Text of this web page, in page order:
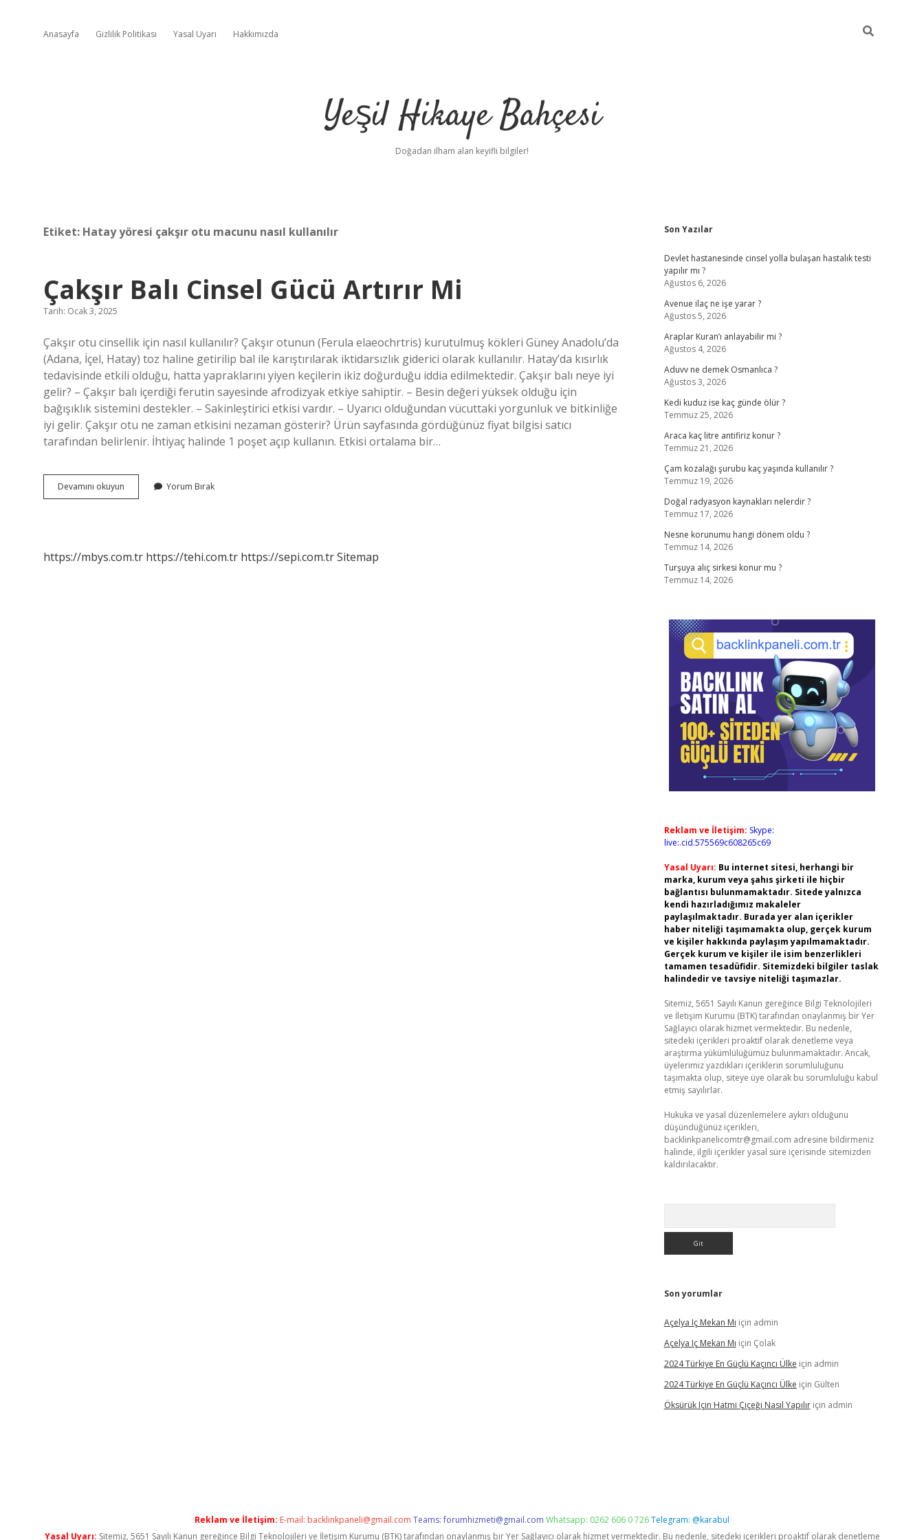
Anasayfa Gizlilik Politikası Yasal Uyarı Hakkımızda
Yeşil Hikaye Bahçesi
Doğadan ilham alan keyifli bilgiler!
Etiket: Hatay yöresi çakşır otu macunu nasıl kullanılır
Çakşır Balı Cinsel Gücü Artırır Mi
Tarih: Ocak 3, 2025
Çakşır otu cinsellik için nasıl kullanılır? Çakşır otunun (Ferula elaeochrtris) kurutulmuş kökleri Güney Anadolu’da
(Adana, İçel, Hatay) toz haline getirilip bal ile karıştırılarak iktidarsızlık giderici olarak kullanılır. Hatay’da kısırlık
tedavisinde etkili olduğu, hatta yapraklarını yiyen keçilerin ikiz doğurduğu iddia edilmektedir. Çakşır balı neye iyi
gelir? – Çakşır balı içerdiği ferutin sayesinde afrodizyak etkiye sahiptir. – Besin değeri yüksek olduğu için
bağışıklık sistemini destekler. – Sakinleştirici etkisi vardır. – Uyarıcı olduğundan vücuttaki yorgunluk ve bitkinliğe
iyi gelir. Çakşır otu ne zaman etkisini nezaman gösterir? Ürün sayfasında gördüğünüz fiyat bilgisi satıcı
tarafından belirlenir. İhtiyaç halinde 1 poşet açıp kullanın. Etkisi ortalama bir…
Devamını okuyun
Balı
Yorum Bırak
https://mbys.com.tr https://tehi.com.tr https://sepi.com.trSitemap
Sidebar
Son Yazılar
Devlet hastanesinde cinsel yolla bulaşan hastalık testi
yapılır mı ?
Ağustos 6, 2026
Avenue ilaç ne işe yarar ?
Ağustos 5, 2026
Araplar Kuran’ı anlayabilir mi ?
Ağustos 4, 2026
Aduvv ne demek Osmanlıca ?
Ağustos 3, 2026
Kedi kuduz ise kaç günde ölür ?
Temmuz 25, 2026
Araca kaç litre antifiriz konur ?
Temmuz 21, 2026
Çam kozalağı şurubu kaç yaşında kullanılır ?
Temmuz 19, 2026
Doğal radyasyon kaynakları nelerdir ?
Temmuz 17, 2026
Nesne korunumu hangi dönem oldu ?
Temmuz 14, 2026
Turşuya alıç sirkesi konur mu ?
Temmuz 14, 2026
Reklam ve İletişim: Skype:
live:.cid.575569c608265c69
Yasal Uyarı: Bu internet sitesi, herhangi bir
marka, kurum veya şahıs şirketi ile hiçbir
bağlantısı bulunmamaktadır. Sitede yalnızca
kendi hazırladığımız makaleler
paylaşılmaktadır. Burada yer alan içerikler
haber niteliği taşımamakta olup, gerçek kurum
ve kişiler hakkında paylaşım yapılmamaktadır.
Gerçek kurum ve kişiler ile isim benzerlikleri
tamamen tesadüfidir. Sitemizdeki bilgiler taslak
halindedir ve tavsiye niteliği taşımazlar.
Sitemiz, 5651 Sayılı Kanun gereğince Bilgi Teknolojileri
ve İletişim Kurumu (BTK) tarafından onaylanmış bir Yer
Sağlayıcı olarak hizmet vermektedir. Bu nedenle,
sitedeki içerikleri proaktif olarak denetleme veya
araştırma yükümlülüğümüz bulunmamaktadır. Ancak,
üyelerimiz yazdıkları içeriklerin sorumluluğunu
taşımakta olup, siteye üye olarak bu sorumluluğu kabul
etmiş sayılırlar.
Hukuka ve yasal düzenlemelere aykırı olduğunu
düşündüğünüz içerikleri,
backlinkpanelicomtr@gmail.com adresine bildirmeniz
halinde, ilgili içerikler yasal süre içerisinde sitemizden
kaldırılacaktır.
Son yorumlar
Açelya Iç Mekan Mı için admin
Açelya Iç Mekan Mı için Çolak
2024 Türkiye En Güçlü Kaçıncı Ülke için admin
2024 Türkiye En Güçlü Kaçıncı Ülke için Gülten
Öksürük Için Hatmi Çiçeği Nasıl Yapılıriçin admin
Reklam ve İletişim: E-mail: backlinkpaneli@gmail.com Teams:forumhizmeti@gmail.com Whatsapp: 0262 606 0 726Telegram: @karabul
Yasal Uyarı: Sitemiz, 5651 Sayılı Kanun gereğince Bilgi Teknolojileri ve İletişim Kurumu (BTK) tarafından onaylanmış bir Yer Sağlayıcı olarak hizmet vermektedir. Bu nedenle, sitedeki içerikleri proaktif olarak denetleme